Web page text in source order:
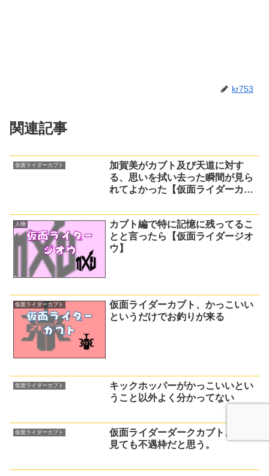
kr753
関連記事
仮面ライダーカブト
加賀美がカブト及び天道に対す
る、思いを拭い去った瞬間が見ら
れてよかった【仮面ライダーカブ
人物
カブト編で特に記憶に残ってるこ
とと言ったら【仮面ライダージオ
ウ】
仮面ライダーカブト
仮面ライダーカブト、かっこいい
というだけでお釣りが来る
仮面ライダーカブト
キックホッパーがかっこいいとい
うこと以外よく分かってない
仮面ライダーカブト
仮面ライダーダークカブト、誰が
見ても不遇枠だと思う。